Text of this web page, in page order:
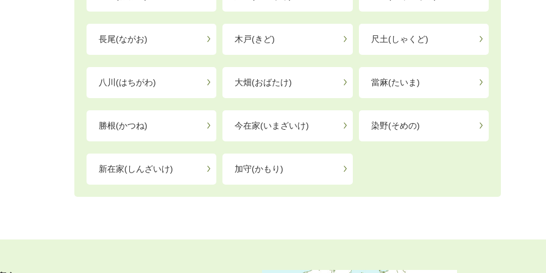
長尾(ながお) 木戸(きど) 尺土(しゃくど)
八川(はちがわ) 大畑(おばたけ) 當麻(たいま)
勝根(かつね) 今在家(いまざいけ) 染野(そめの)
新在家(しんざいけ) 加守(かもり)